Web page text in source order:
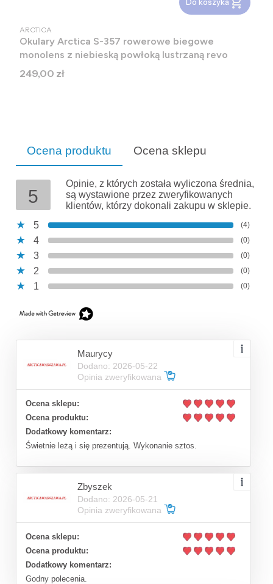
PRODUCENT
ARCTICA
Okulary Arctica S-357 rowerowe biegowe
monolens z niebieską powłoką lustrzaną revo
Cena
249,00 zł
Ocena produktu Ocena sklepu
5
Opinie, z których została wyliczona średnia,
są wystawione przez zweryfikowanych
klientów, którzy dokonali zakupu w sklepie.
5
(4)
4 (0)
3 (0)
2 (0)
1 (0)
Maurycy
Dodano: 2026-05-22
Opinia zweryfikowana
Ocena sklepu:
Ocena produktu:
Dodatkowy komentarz:
Świetnie leżą i się prezentują. Wykonanie sztos.
Zbyszek
Dodano: 2026-05-21
Opinia zweryfikowana
Ocena sklepu:
Ocena produktu:
Dodatkowy komentarz:
Godny polecenia.